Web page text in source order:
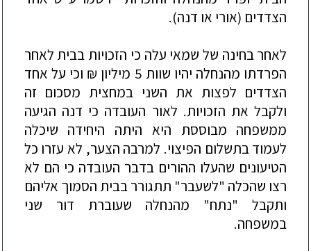
הצדדים (אורי או דנה).
לאחר בחינה של שמאי עלה כי הזכויות בבית לאחר
הפרדתו מהנחלה יהיו שוות 5 מיליון ₪ וכי על אחד
הצדדים לפצות את השני במחצית מסכום זה
ולקבל את הזכויות. לאור העובדה כי דנה הגיעה
ממשפחה מבוססת היא היתה היחידה שיכלה
לעמוד בתשלום הפיצוי. למרבה הצער, לא עזרו כל
הטיעונים שהעלו ההורים בדבר העובדה כי הם לא
רצו שהכלה "לשעבר" תתגורר בבית הסמוך אליהם
ותקבל "נתח" מהנחלה שעוברת דור שני
במשפחה.